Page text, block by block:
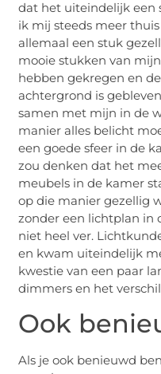
dat het uiteindelijk een
ik mij steeds meer
allemaal een stuk
mooie stukken van
hebben gekregen en
achtergrond is
samen met mijn in de
manier alles belicht
een goede sfeer in de
zou denken dat het
meubels in de kamer
op die manier gezellig
zonder een lichtplan in
niet heel ver.
en kwam uiteindelijk
kwestie van een paar
dimmers en het
Ook
Als je ook benieuwd